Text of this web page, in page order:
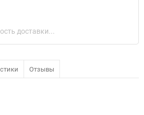
доставки...
Отзывы